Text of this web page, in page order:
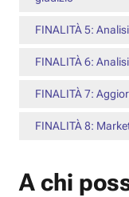
FINALITÀ 5:
FINALITÀ 6:
FINALITÀ 7:
FINALITÀ 8:
A chi